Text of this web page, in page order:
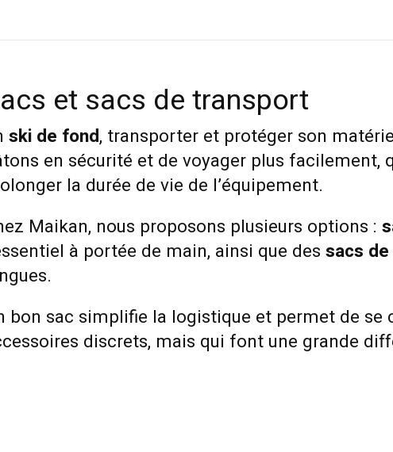
et sacs de transport
ski de fond, transporter et protéger son
en sécurité et de voyager plus
la durée de vie de l’équipement.
Maikan, nous proposons plusieurs options :
à portée de main, ainsi que des sacs
bon sac simplifie la logistique et permet de se
discrets, mais qui font une grande